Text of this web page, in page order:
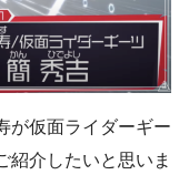
が仮面ライダーギー
紹介したいと思いま